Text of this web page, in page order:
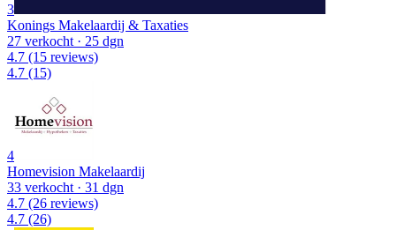
3
Konings Makelaardij & Taxaties
27 verkocht · 25 dgn
4.7 (15 reviews)
4.7 (15)
4
Homevision Makelaardij
33 verkocht · 31 dgn
4.7 (26 reviews)
4.7 (26)